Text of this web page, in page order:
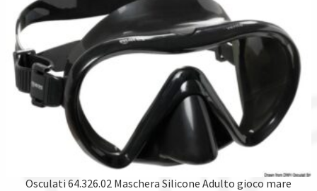
Osculati 64.326.02 Maschera Silicone Adulto gioco mare